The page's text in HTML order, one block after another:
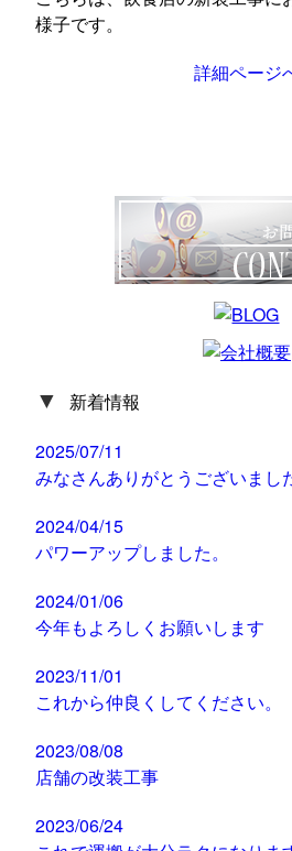
様子です。
詳細ページ
▼ 新着情報
2025/07/11
みなさんありがとうございまし
2024/04/15
パワーアップしました。
2024/01/06
今年もよろしくお願いします
2023/11/01
これから仲良くしてください。
2023/08/08
店舗の改装工事
2023/06/24